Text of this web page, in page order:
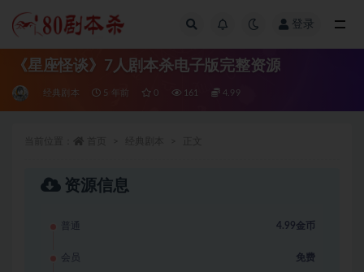
登录
《星座怪谈》7人剧本杀电子版完整资源
经典剧本 5 年前 0 161 4.99
资源信息
普通 4.99金币
会员 免费